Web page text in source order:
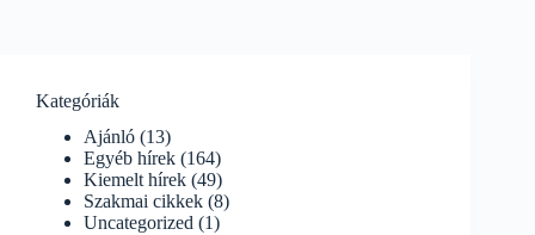
Kategóriák
Ajánló (13)
Egyéb hírek (164)
Kiemelt hírek (49)
Szakmai cikkek (8)
Uncategorized (1)